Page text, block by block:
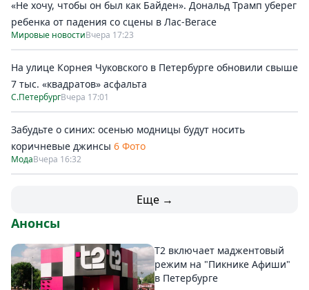
«Не хочу, чтобы он был как Байден». Дональд Трамп уберег
ребенка от падения со сцены в Лас-Вегасе
Мировые новостиВчера 17:23
На улице Корнея Чуковского в Петербурге обновили свыше
7 тыс. «квадратов» асфальта
С.ПетербургВчера 17:01
Забудьте о синих: осенью модницы будут носить
коричневые джинсы 6 Фото
МодаВчера 16:32
Еще →
Анонсы
Т2 включает маджентовый
режим на "Пикнике Афиши"
в Петербурге